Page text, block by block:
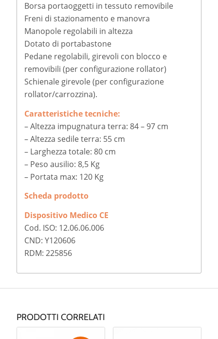
Borsa portaoggetti in tessuto removibile
Freni di stazionamento e manovra
Manopole regolabili in altezza
Dotato di portabastone
Pedane regolabili, girevoli con blocco e
removibili (per configurazione rollator)
Schienale girevole (per configurazione
rollator/carrozzina).
Caratteristiche tecniche:
– Altezza impugnatura terra: 84 – 97 cm
– Altezza sedile terra: 55 cm
– Larghezza totale: 80 cm
– Peso ausilio: 8,5 Kg
– Portata max: 120 Kg
Scheda prodotto
Dispositivo Medico CE
Cod. ISO: 12.06.06.006
CND: Y120606
RDM: 225856
PRODOTTI CORRELATI